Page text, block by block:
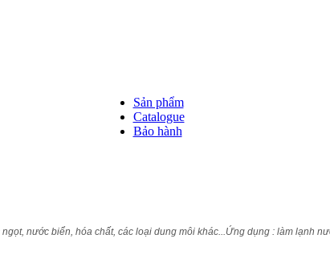
Sản phẩm
Catalogue
Bảo hành
nước biển, hóa chất, các loại dung môi khác...Ứng dụng : làm lạnh